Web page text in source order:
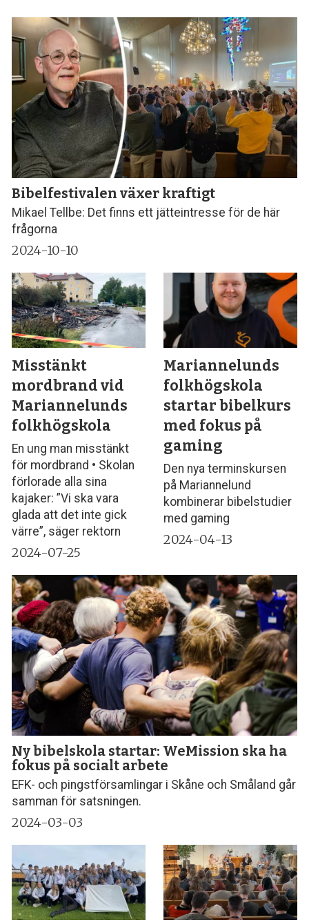
Bibelfestivalen växer kraftigt
Mikael Tellbe: Det finns ett jätteintresse för de här
frågorna
2024-10-10
Misstänkt
mordbrand vid
Mariannelunds
folkhögskola
En ung man misstänkt
för mordbrand • Skolan
förlorade alla sina
kajaker: ”Vi ska vara
glada att det inte gick
värre”, säger rektorn
2024-07-25
Mariannelunds
folkhögskola
startar bibelkurs
med fokus på
gaming
Den nya terminskursen
på Mariannelund
kombinerar bibelstudier
med gaming
2024-04-13
Ny bibelskola startar: WeMission ska ha
fokus på socialt arbete
EFK- och pingstförsamlingar i Skåne och Småland går
samman för satsningen.
2024-03-03